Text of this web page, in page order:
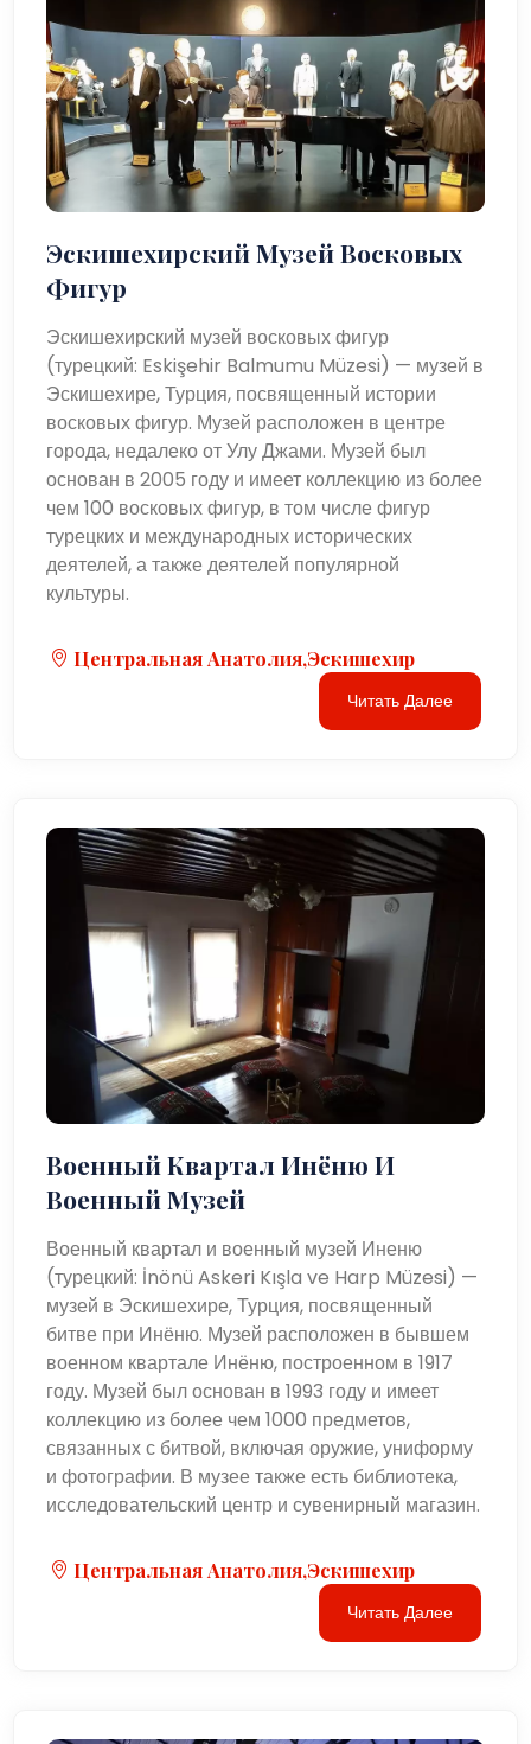
Эскишехирский Музей Восковых
Фигур
Эскишехирский музей восковых фигур
(турецкий: Eskişehir Balmumu Müzesi) — музей в
Эскишехире, Турция, посвященный истории
восковых фигур. Музей расположен в центре
города, недалеко от Улу Джами. Музей был
основан в 2005 году и имеет коллекцию из более
чем 100 восковых фигур, в том числе фигур
турецких и международных исторических
деятелей, а также деятелей популярной
культуры.
Центральная Анатолия,Эскишехир
Читать Далее
Военный Квартал Инёню И
Военный Музей
Военный квартал и военный музей Иненю
(турецкий: İnönü Askeri Kışla ve Harp Müzesi) —
музей в Эскишехире, Турция, посвященный
битве при Инёню. Музей расположен в бывшем
военном квартале Инёню, построенном в 1917
году. Музей был основан в 1993 году и имеет
коллекцию из более чем 1000 предметов,
связанных с битвой, включая оружие, униформу
и фотографии. В музее также есть библиотека,
исследовательский центр и сувенирный магазин.
Центральная Анатолия,Эскишехир
Читать Далее